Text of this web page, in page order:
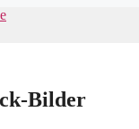
Bilder